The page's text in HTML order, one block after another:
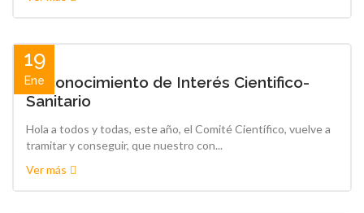
19
Ene
Reconocimiento de Interés Cientifico-
Sanitario
Hola a todos y todas, este año, el Comité Científico, vuelve a
tramitar y conseguir, que nuestro con...
Ver más